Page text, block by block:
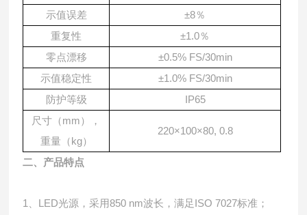
示值误差
±8％
重复性
±1.0％
零点漂移
±0.5% FS/30min
示值稳定性
±1.0% FS/30min
防护等级
IP65
尺寸（mm），
重量（kg）
220×100×80, 0.8
二、产品特点
1、LED光源，采用850 nm波长，满足ISO 7027标准；